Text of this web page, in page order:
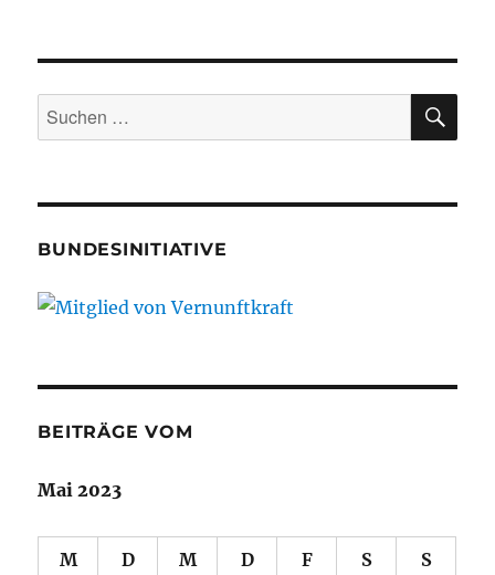
Suche
nach:
BUNDESINITIATIVE
BEITRÄGE VOM
Mai 2023
M D M D F S S